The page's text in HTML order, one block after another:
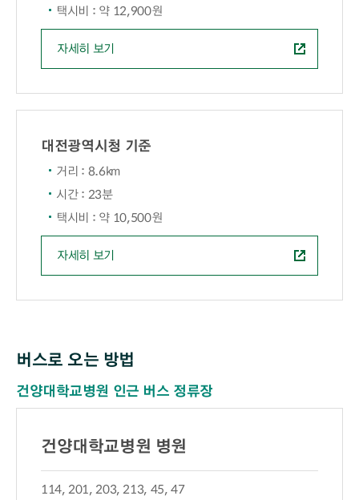
택시비 : 약 12,900원
자세히 보기
대전광역시청 기준
거리 : 8.6km
시간 : 23분
택시비 : 약 10,500원
자세히 보기
버스로 오는 방법
건양대학교병원 인근 버스 정류장
건양대학교병원 병원
114, 201, 203, 213, 45, 47